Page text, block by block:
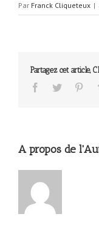
Par Franck Cliqueteux |
Partagez cet article,
A propos de